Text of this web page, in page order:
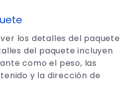
los detalles del paquete
del paquete incluyen
como el peso, las
y la dirección de